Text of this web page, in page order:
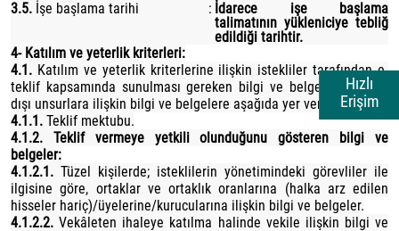
Hızlı
Erişim
3.5. İşe başlama tarihi : İdarece işe başlama
talimatının yükleniciye tebliğ
edildiği tarihtir.
4- Katılım ve yeterlik kriterleri:
4.1. Katılım ve yeterlik kriterlerine ilişkin istekliler tarafından e-
teklif kapsamında sunulması gereken bilgi ve belgeler ile fiyat
dışı unsurlara ilişkin bilgi ve belgelere aşağıda yer verilmiştir:
4.1.1. Teklif mektubu.
4.1.2. Teklif vermeye yetkili olunduğunu gösteren bilgi ve
belgeler:
4.1.2.1. Tüzel kişilerde; isteklilerin yönetimindeki görevliler ile
ilgisine göre, ortaklar ve ortaklık oranlarına (halka arz edilen
hisseler hariç)/üyelerine/kurucularına ilişkin bilgi ve belgeler.
4.1.2.2. Vekâleten ihaleye katılma halinde vekile ilişkin bilgi ve